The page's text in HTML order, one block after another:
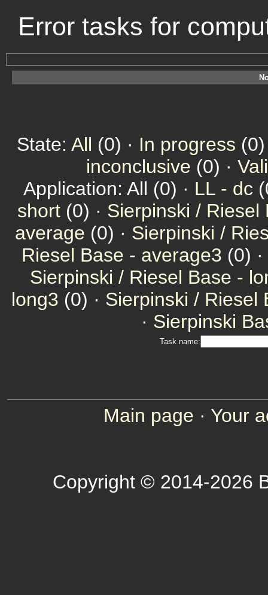
Error tasks for
State: All (0) · In progress
inconclusive (0) ·
Application: All (0) · LL - dc
short (0) · Sierpinski / Riesel
average (0) · Sierpinski /
Riesel Base - average3 (0) ·
Sierpinski / Riesel Base -
long3 (0) · Sierpinski / Riesel
· Sierpinski
Task name:
Main page · Your
Copyright © 2014-2026